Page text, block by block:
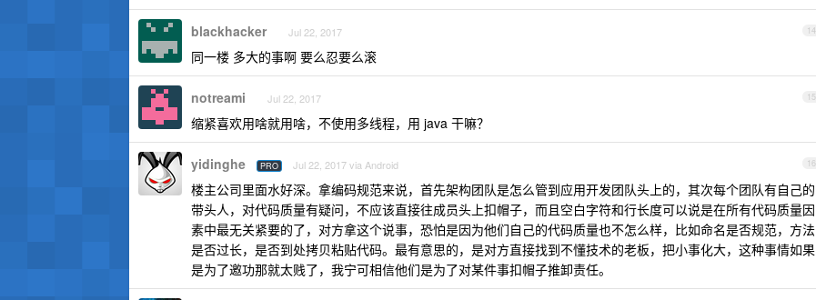
14
blackhacker Jul 22, 2017
同一楼 多大的事啊 要么忍要么滚
15
notreami Jul 22, 2017
缩紧喜欢用啥就用啥，不使用多线程，用 java 干嘛？
16
yidinghe PRO Jul 22, 2017 via Android
楼主公司里面水好深。拿编码规范来说，首先架构团队是怎么管到应用开发团队头上的，其次每个团队有自己的
带头人，对代码质量有疑问，不应该直接往成员头上扣帽子，而且空白字符和行长度可以说是在所有代码质量因
素中最无关紧要的了，对方拿这个说事，恐怕是因为他们自己的代码质量也不怎么样，比如命名是否规范，方法
是否过长，是否到处拷贝粘贴代码。最有意思的，是对方直接找到不懂技术的老板，把小事化大，这种事情如果
是为了邀功那就太贱了，我宁可相信他们是为了对某件事扣帽子推卸责任。